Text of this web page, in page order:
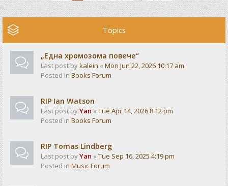
Topics
„Една хромозома повече“
Last post bykalein « Mon Jun 22, 2026 10:17 am
Posted in Books Forum
RIP Ian Watson
Last post byYan « Tue Apr 14, 2026 8:12 pm
Posted in Books Forum
RIP Tomas Lindberg
Last post byYan « Tue Sep 16, 2025 4:19 pm
Posted in Music Forum